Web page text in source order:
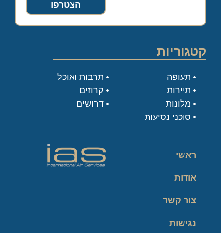
הצטרפו
קטגוריות
תעופה
תיירות
מלונות
סוכני נסיעות
תרבות ואוכל
קרוזים
דרושים
ראשי
אודות
צור קשר
נגישות